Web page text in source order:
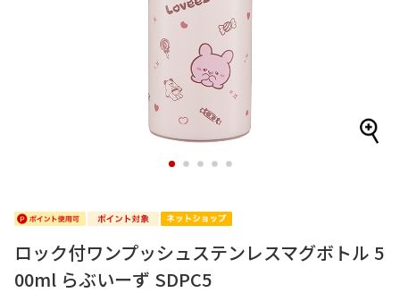
1 2 3 4 5
ロック付ワンプッシュステンレスマグボトル 5
00ml らぶいーず SDPC5